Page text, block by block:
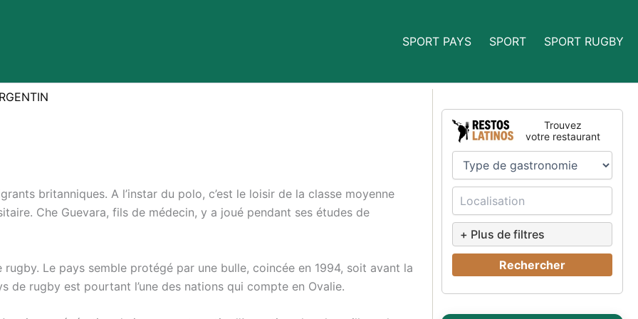
SPORT PAYS SPORT SPORT RUGBY
britanniques. A l’instar du polo, c’est le loisir de la classe moyenne
Che Guevara, fils de médecin, y a joué pendant ses études de
Le pays semble protégé par une bulle, coincée en 1994, soit avant la
rugby est pourtant l’une des nations qui compte en Ovalie.
Trouvez
votre restaurant
+ Plus de filtres
Rechercher